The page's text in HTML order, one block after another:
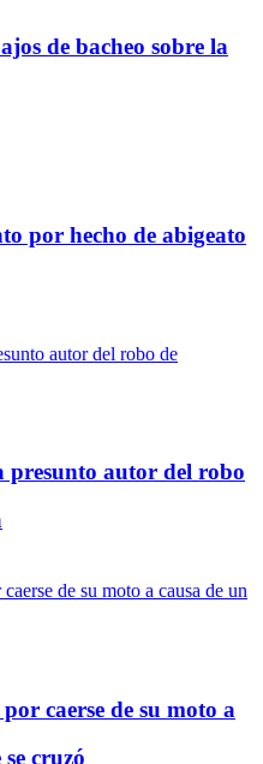
de bacheo sobre la
por hecho de abigeato
presunto autor del robo
caerse de su moto a
cruzó